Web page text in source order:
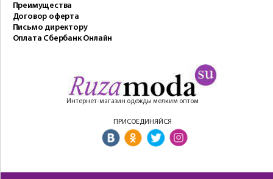
Преимущества
Договор оферта
Письмо директору
Оплата Сбербанк Онлайн
Интернет-магазин одежды мелким оптом
ПРИСОЕДИНЯЙСЯ